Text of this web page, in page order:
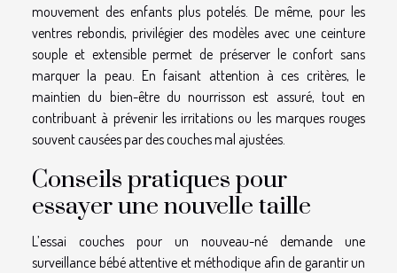
mouvement des enfants plus potelés. De même, pour les
ventres rebondis, privilégier des modèles avec une ceinture
souple et extensible permet de préserver le confort sans
marquer la peau. En faisant attention à ces critères, le
maintien du bien-être du nourrisson est assuré, tout en
contribuant à prévenir les irritations ou les marques rouges
souvent causées par des couches mal ajustées.
Conseils pratiques pour
essayer une nouvelle taille
L’essai couches pour un nouveau-né demande une
surveillance bébé attentive et méthodique afin de garantir un